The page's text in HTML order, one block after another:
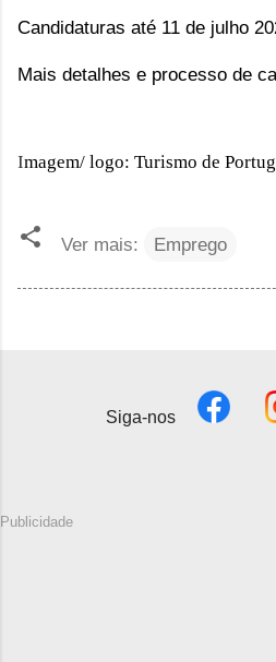
Candidaturas até 11 de julho
Mais detalhes e processo de
Imagem/ logo: Turismo de
Ver mais: Emprego
Siga-nos
Publicidade